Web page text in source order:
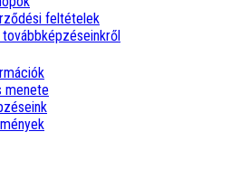
feltételek
menete